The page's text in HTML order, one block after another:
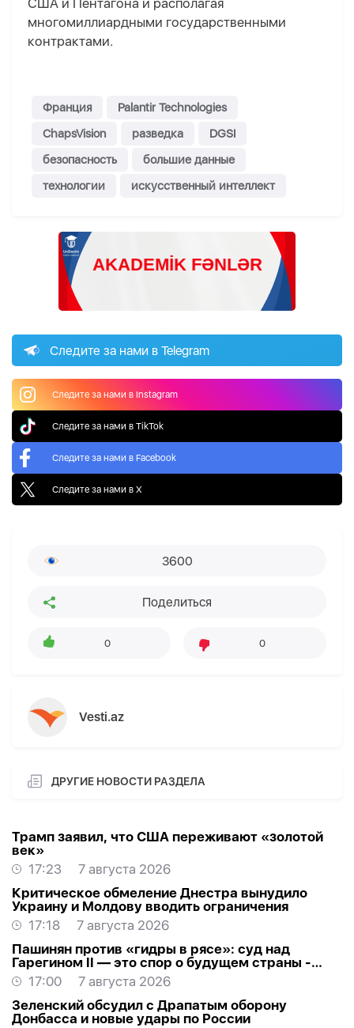
США и Пентагона и располагая
многомиллиардными государственными
контрактами.
Франция
Palantir Technologies
ChapsVision
разведка
DGSI
безопасность
большие данные
технологии
искусственный интеллект
Следите за нами в Telegram
Следите за нами в Instagram
Следите за нами в TikTok
Следите за нами в Facebook
Следите за нами в X
3600
Поделиться
0 0
Vesti.az
ДРУГИЕ НОВОСТИ РАЗДЕЛА
Трамп заявил, что США переживают «золотой
век»
17:23
7 августа 2026
Критическое обмеление Днестра вынудило
Украину и Молдову вводить ограничения
17:18
7 августа 2026
Пашинян против «гидры в рясе»: суд над
Гарегином II — это спор о будущем страны -
МНЕНИЕ
17:00
7 августа 2026
Зеленский обсудил с Драпатым оборону
Донбасса и новые удары по России